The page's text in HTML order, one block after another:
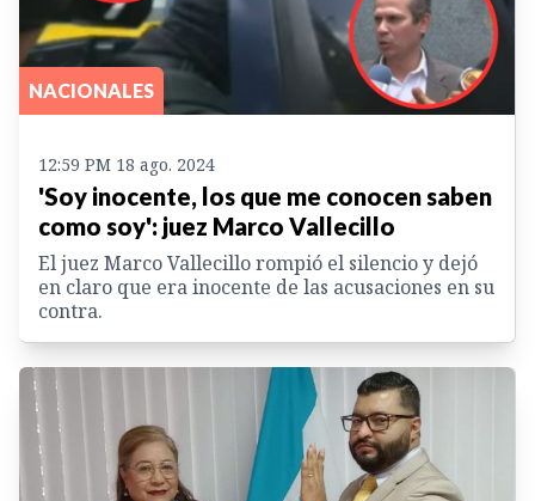
NACIONALES
12:59 PM 18 ago. 2024
'Soy inocente, los que me conocen saben
como soy': juez Marco Vallecillo
El juez Marco Vallecillo rompió el silencio y dejó
en claro que era inocente de las acusaciones en su
contra.